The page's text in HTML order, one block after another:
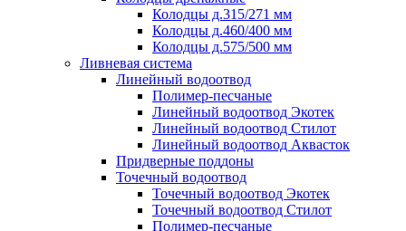
Колодцы д.315/271 мм
Колодцы д.460/400 мм
Колодцы д.575/500 мм
Ливневая система
Линейный водоотвод
Полимер-песчаные
Линейный водоотвод Экотек
Линейный водоотвод Стилот
Линейный водоотвод Аквасток
Придверные поддоны
Точечный водоотвод
Точечный водоотвод Экотек
Точечный водоотвод Стилот
Полимер-песчаные